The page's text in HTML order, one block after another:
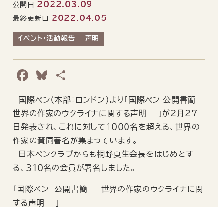
公開日 2022.03.09
最終更新日 2022.04.05
イベント・活動報告 声明
F
c
e
b
o
o
k
B
u
e
s
k
y
国際ペン（本部：ロンドン）より「国際ペン 公開書簡―
世界の作家のウクライナに関する声明 ―」が2月27
日発表され、これに対して１０００名を超える、世界の
作家の賛同署名が集まっています。
日本ペンクラブからも桐野夏生会長をはじめとす
る、３１０名の会員が署名しました。
「国際ペン 公開書簡 ― 世界の作家のウクライナに関
する声明 ―」